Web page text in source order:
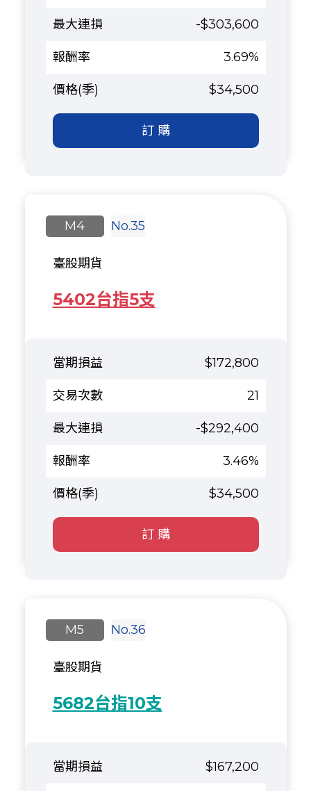
-$303,600
3.69%
$34,500
訂 購
No.35
5402台指5支
臺股期貨
M4
$172,800
21
-$292,400
3.46%
$34,500
訂 購
No.36
5682台指10支
臺股期貨
M5
$167,200